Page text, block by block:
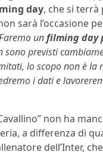
day, che si
sarà l’occasione
unfilming day
sono previsti
lo scopo non è la
i dati e
non ha
a differenza di
dell’Inter,